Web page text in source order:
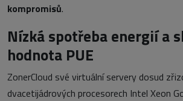
kompromisů.
Nízká spotřeba energií a
hodnota PUE
ZonerCloud své virtuální servery dosud
dvacetijádrových procesorech Intel Xeon